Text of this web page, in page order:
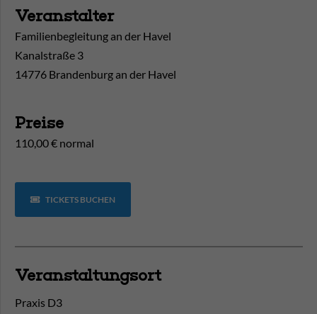
Veranstalter
Familienbegleitung an der Havel
Kanalstraße 3
14776 Brandenburg an der Havel
Preise
110,00 € normal
TICKETS BUCHEN
Veranstaltungsort
Praxis D3